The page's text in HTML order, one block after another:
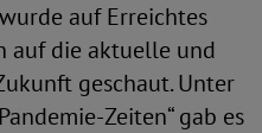
auf Erreichtes
auf die aktuelle und
geschaut. Unter
Zeiten“ gab es